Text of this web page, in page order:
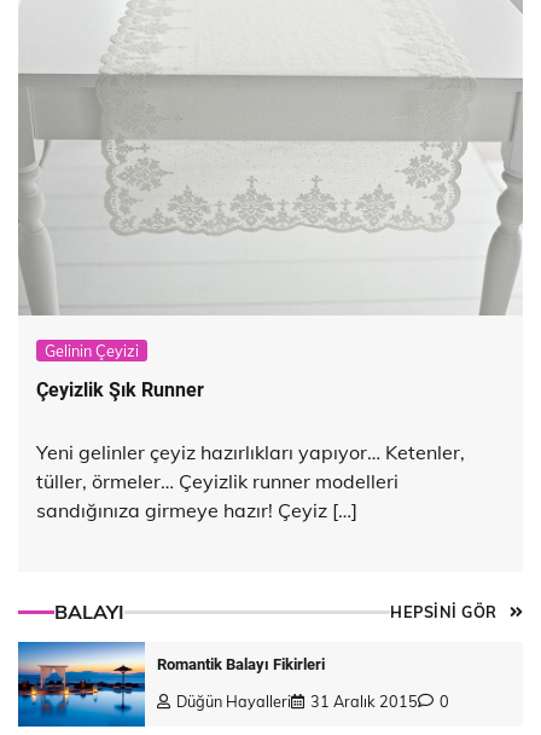
Gelinin Çeyizi
Çeyizlik Şık Runner
Yeni gelinler çeyiz hazırlıkları yapıyor… Ketenler,
tüller, örmeler… Çeyizlik runner modelleri
sandığınıza girmeye hazır! Çeyiz […]
BALAYI HEPSİNİ GÖR
Romantik Balayı Fikirleri
Düğün Hayalleri 31 Aralık 2015 0